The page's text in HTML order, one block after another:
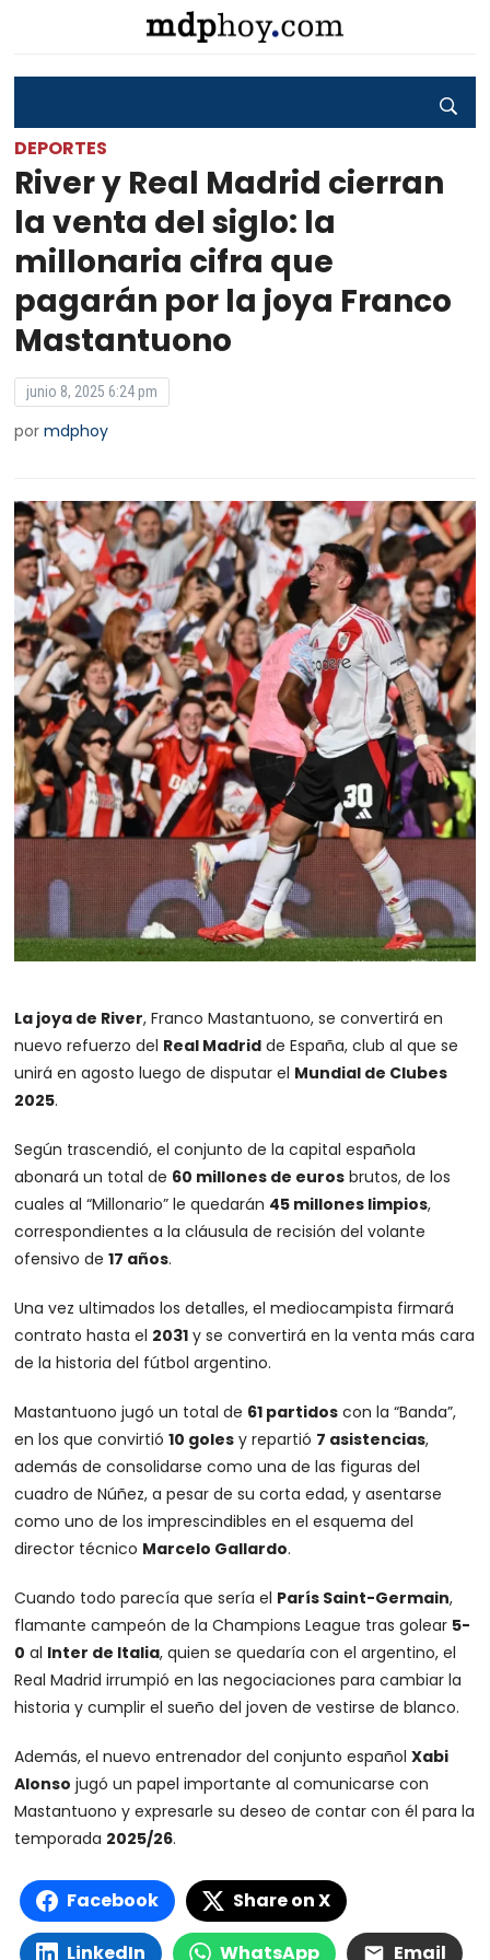
DEPORTES
River y Real Madrid cierran
la venta del siglo: la
millonaria cifra que
pagarán por la joya Franco
Mastantuono
junio 8, 2025 6:24 pm
pormdphoy
La joya de River, Franco Mastantuono, se convertirá en
nuevo refuerzo del Real Madrid de España, club al que se
unirá en agosto luego de disputar el Mundial de Clubes
2025.
Según trascendió, el conjunto de la capital española
abonará un total de 60 millones de euros brutos, de los
cuales al “Millonario” le quedarán 45 millones limpios,
correspondientes a la cláusula de recisión del volante
ofensivo de17 años.
Una vez ultimados los detalles, el mediocampista firmará
contrato hasta el 2031 y se convertirá en la venta más cara
de la historia del fútbol argentino.
Mastantuono jugó un total de 61 partidos con la “Banda”,
en los que convirtió10 goles y repartió 7 asistencias,
además de consolidarse como una de las figuras del
cuadro de Núñez, a pesar de su corta edad, y asentarse
como uno de los imprescindibles en el esquema del
director técnico Marcelo Gallardo.
Cuando todo parecía que sería el París Saint-Germain,
flamante campeón de la Champions League tras golear 5-
0 al Inter de Italia, quien se quedaría con el argentino, el
Real Madrid irrumpió en las negociaciones para cambiar la
historia y cumplir el sueño del joven de vestirse de blanco.
Además, el nuevo entrenador del conjunto españolXabi
Alonso jugó un papel importante al comunicarse con
Mastantuono y expresarle su deseo de contar con él para la
temporada 2025/26.
Facebook Share on X
LinkedIn WhatsApp Email